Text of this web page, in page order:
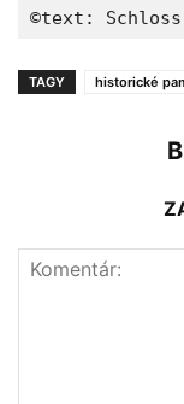
©text: Schloss
TAGY historické